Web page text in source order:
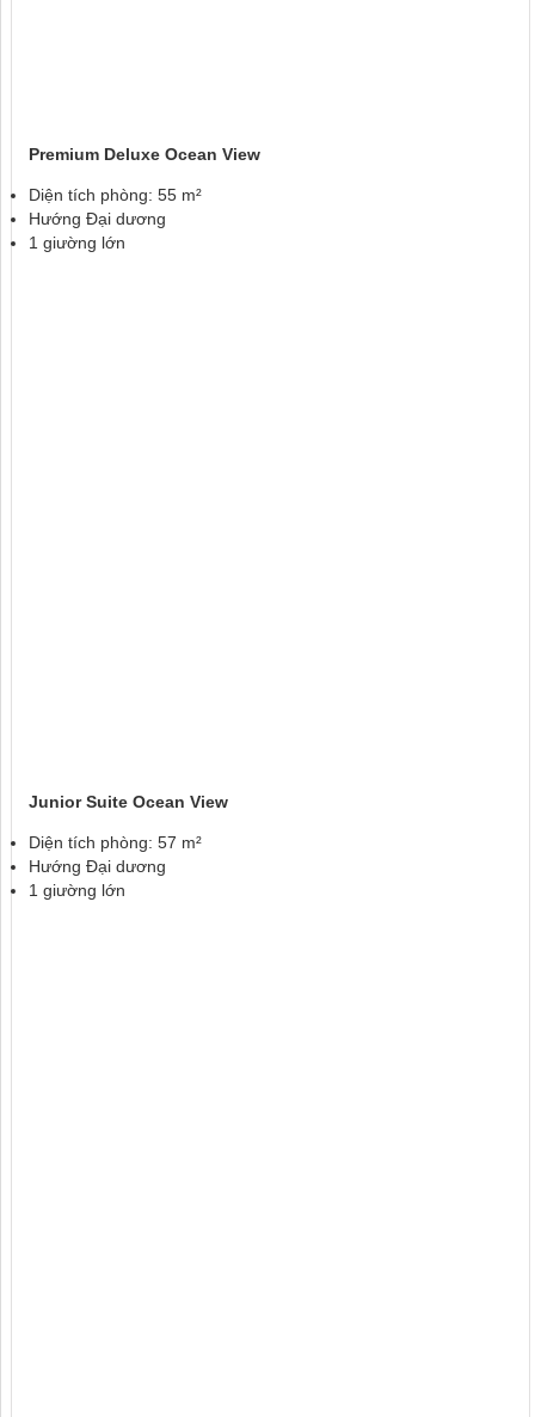
Premium Deluxe Ocean View
Diện tích phòng: 55 m²
Hướng Đại dương
1 giường lớn
Junior Suite Ocean View
Diện tích phòng: 57 m²
Hướng Đại dương
1 giường lớn